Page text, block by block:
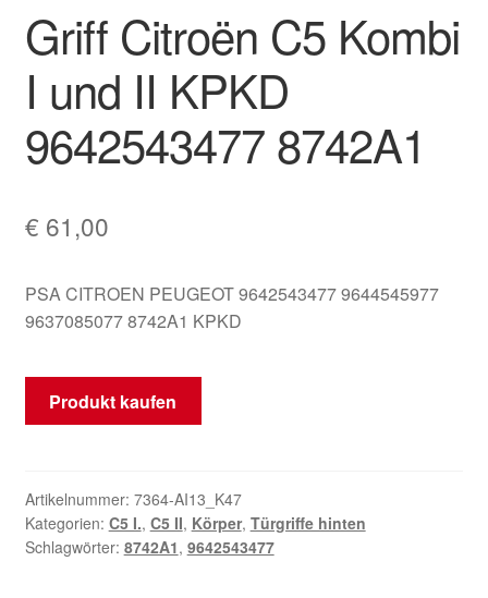
Lieferung
Mein Konto
Warenkorb
Griff Citroën C5 Kombi
I und II KPKD
9642543477 8742A1
€ 61,00
PSA CITROEN PEUGEOT 9642543477 9644545977
9637085077 8742A1 KPKD
Produkt kaufen
Artikelnummer: 7364-AI13_K47
Kategorien: C5 I., C5 II, Körper, Türgriffe hinten
Schlagwörter: 8742A1, 9642543477